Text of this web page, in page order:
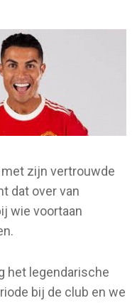
zijn vertrouwde
dat over van
wie voortaan
het legendarische
bij de club en we